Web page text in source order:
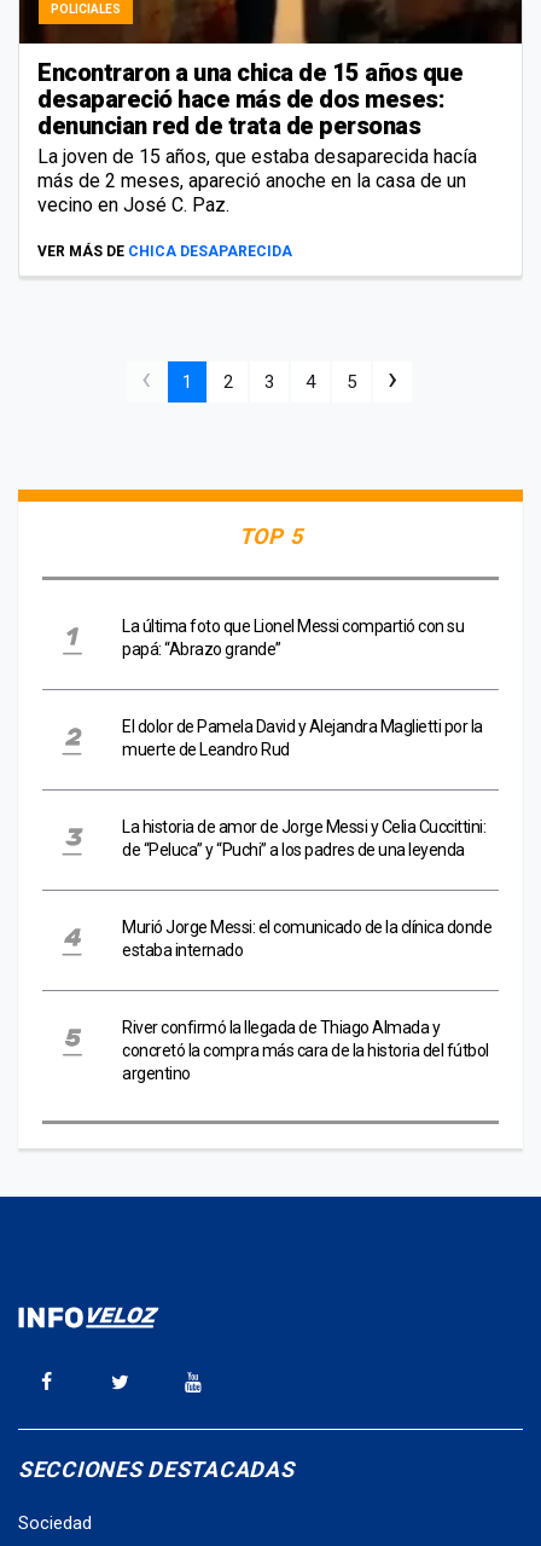
POLICIALES
Encontraron a una chica de 15 años que
desapareció hace más de dos meses:
denuncian red de trata de personas
La joven de 15 años, que estaba desaparecida hacía
más de 2 meses, apareció anoche en la casa de un
vecino en José C. Paz.
VER MÁS DE CHICA DESAPARECIDA
‹ 1 2 3 4 5 ›
TOP 5
La última foto que Lionel Messi compartió con su
papá: “Abrazo grande”
El dolor de Pamela David y Alejandra Maglietti por la
muerte de Leandro Rud
La historia de amor de Jorge Messi y Celia Cuccittini:
de “Peluca” y “Puchi” a los padres de una leyenda
Murió Jorge Messi: el comunicado de la clínica donde
estaba internado
River confirmó la llegada de Thiago Almada y
concretó la compra más cara de la historia del fútbol
argentino
SECCIONES DESTACADAS
Sociedad